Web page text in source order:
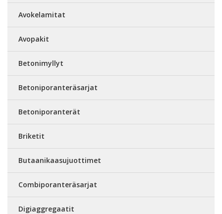
Avokelamitat
Avopakit
Betonimyllyt
Betoniporanteräsarjat
Betoniporanterät
Briketit
Butaanikaasujuottimet
Combiporanteräsarjat
Digiaggregaatit